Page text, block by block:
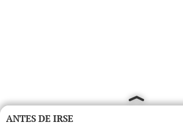
ANTES DE IRSE